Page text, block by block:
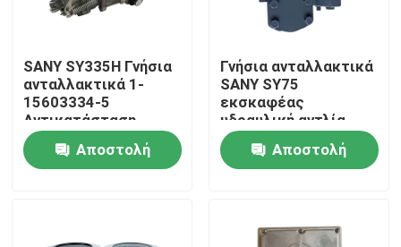
Αρχική Σελίδα
Σχετικά με εμάς
SANY SY335H Γνήσια
ανταλλακτικά 1-
15603334-5
Αντικατάσταση
αντλίας ντίζελ για
συντήρηση
εξαρτήματος
Αποστολή
Γνήσια ανταλλακτικά
SANY SY75
εκσκαφέας
υδραυλική αντλία
K3VL80
Αποστολή